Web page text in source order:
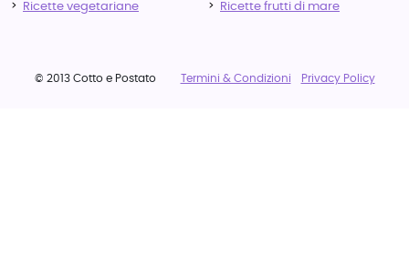
Ricette vegetariane Ricette frutti di mare
© 2013 Cotto e Postato Termini & Condizioni Privacy Policy